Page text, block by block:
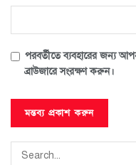
পরবর্তীতে ব্যবহারের জন্য
ব্রাউজারে সংরক্ষণ করুন।